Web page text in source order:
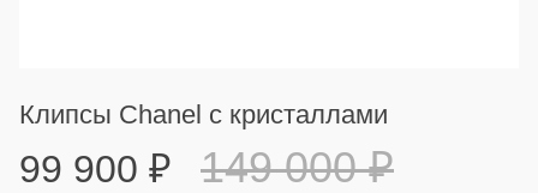
Клипсы Chanel с кристаллами
99 900 ₽ 149 000₽